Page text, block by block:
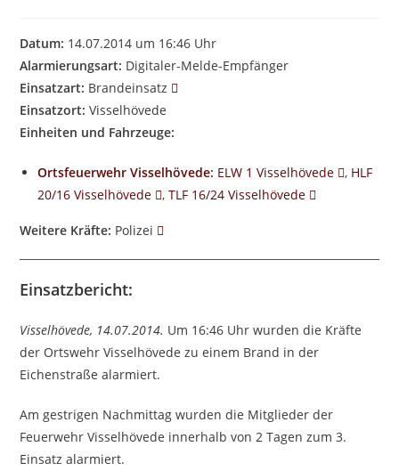
Datum: 14.07.2014 um 16:46 Uhr
Alarmierungsart: Digitaler-Melde-Empfänger
Einsatzart: Brandeinsatz
Einsatzort: Visselhövede
Einheiten und Fahrzeuge:
Ortsfeuerwehr Visselhövede: ELW 1 Visselhövede , HLF
20/16 Visselhövede
,TLF 16/24 Visselhövede
Weitere Kräfte: Polizei
Einsatzbericht:
Visselhövede, 14.07.2014. Um 16:46 Uhr wurden die Kräfte
der Ortswehr Visselhövede zu einem Brand in der
Eichenstraße alarmiert.
Am gestrigen Nachmittag wurden die Mitglieder der
Feuerwehr Visselhövede innerhalb von 2 Tagen zum 3.
Einsatz alarmiert.